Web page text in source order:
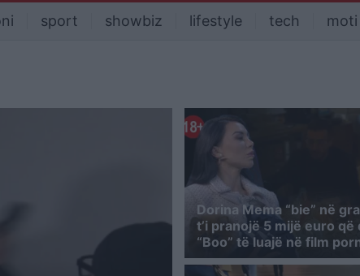
sport showbiz lifestyle tech moti
Dorina Mema “bie” në
t’i pranojë 5 mijë euro që
“Boo” të luajë në film